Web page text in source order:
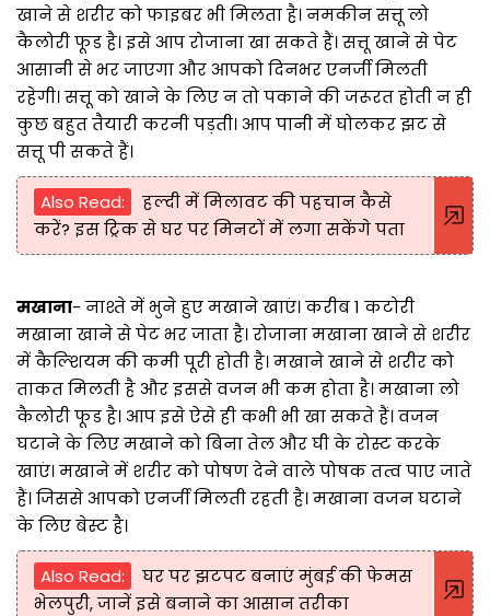
खाने से शरीर को फाइबर भी मिलता है। नमकीन सत्तू लो
कैलोरी फूड है। इसे आप रोजाना खा सकते हैं। सत्तू खाने से पेट
आसानी से भर जाएगा और आपको दिनभर एनर्जी मिलती
रहेगी। सत्तू को खाने के लिए न तो पकाने की जरूरत होती न ही
कुछ बहुत तैयारी करनी पड़ती। आप पानी में घोलकर झट से
सत्तू पी सकते हैं।
Also Read:
हल्दी में मिलावट की पहचान कैसे
करें? इस ट्रिक से घर पर मिनटों में लगा सकेंगे पता
मखाना- नाश्ते में भुने हुए मखाने खाएं। करीब 1 कटोरी
मखाना खाने से पेट भर जाता है। रोजाना मखाना खाने से शरीर
में कैल्शियम की कमी पूरी होती है। मखाने खाने से शरीर को
ताकत मिलती है और इससे वजन भी कम होता है। मखाना लो
कैलोरी फूड है। आप इसे ऐसे ही कभी भी खा सकते हैं। वजन
घटाने के लिए मखाने को बिना तेल और घी के रोस्ट करके
खाएं। मखाने में शरीर को पोषण देने वाले पोषक तत्व पाए जाते
हैं। जिससे आपको एनर्जी मिलती रहती है। मखाना वजन घटाने
के लिए बेस्ट है।
Also Read:
घर पर झटपट बनाएं मुंबई की फेमस
भेलपुरी, जानें इसे बनाने का आसान तरीका